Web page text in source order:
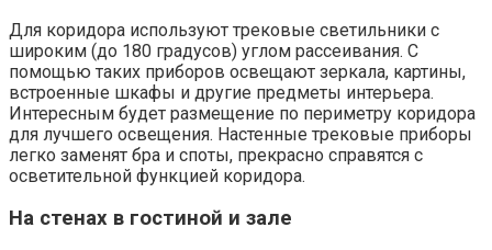
Для коридора используют трековые светильники с
широким (до 180 градусов) углом рассеивания. С
помощью таких приборов освещают зеркала, картины,
встроенные шкафы и другие предметы интерьера.
Интересным будет размещение по периметру коридора
для лучшего освещения. Настенные трековые приборы
легко заменят бра и споты, прекрасно справятся с
осветительной функцией коридора.
На стенах в гостиной и зале